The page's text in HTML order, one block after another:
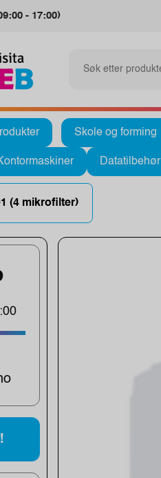
- 17:00)
Skole og forming
Datatilbehør
(4 mikrofilter)